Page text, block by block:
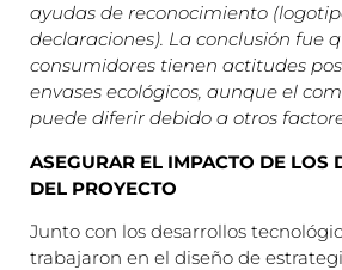
ayudas de reconocimiento
declaraciones). La conclusión fue
consumidores tienen actitudes
envases ecológicos, aunque el
puede diferir debido a otros
ASEGURAR EL IMPACTO DE LOS
DEL PROYECTO
Junto con los desarrollos
trabajaron en el diseño de